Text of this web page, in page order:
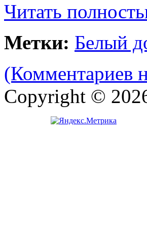
Читать
Метки: Белый
(Комментариев
Copyright ©